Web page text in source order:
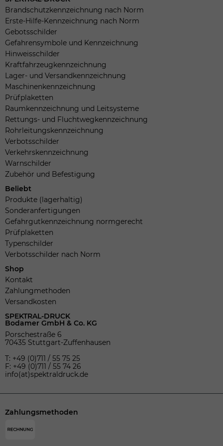
Brandschutzkennzeichnung nach Norm
Erste-Hilfe-Kennzeichnung nach Norm
Gebotsschilder
Gefahrensymbole und Kennzeichnung
Hinweisschilder
Kraftfahrzeugkennzeichnung
Lager- und Versandkennzeichnung
Maschinenkennzeichnung
Prüfplaketten
Raumkennzeichnung und Leitsysteme
Rettungs- und Fluchtwegkennzeichnung
Rohrleitungskennzeichnung
Verbotsschilder
Verkehrskennzeichnung
Warnschilder
Zubehör und Befestigung
Beliebt
Produkte (lagerhaltig)
Sonderanfertigungen
Gefahrgutkennzeichnung normgerecht
Prüfplaketten
Typenschilder
Verbotsschilder nach Norm
Shop
Kontakt
Zahlungmethoden
Versandkosten
SPEKTRAL-DRUCK
Bodamer GmbH & Co. KG
Porschestraße 6
70435 Stuttgart-Zuffenhausen
T: +49 (0)711 / 55 75 25
F: +49 (0)711 / 55 74 26
info(at)spektraldruck.de
Zahlungsmethoden